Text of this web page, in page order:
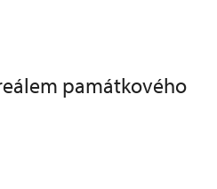
památkového